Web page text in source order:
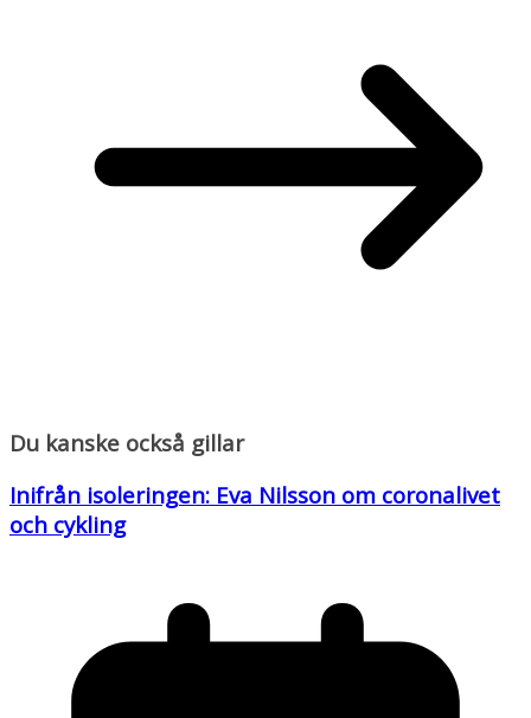
Du kanske också gillar
Inifrån isoleringen: Eva Nilsson om coronalivet
och cykling